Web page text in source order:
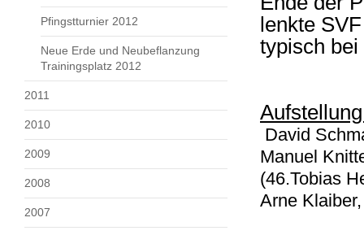
Pfingstturnier 2012
Neue Erde und Neubeflanzung
Trainingsplatz 2012
2011
2010
2009
2008
2007
lenkte
typisch
David
Manuel
(46.Tobias
Arne